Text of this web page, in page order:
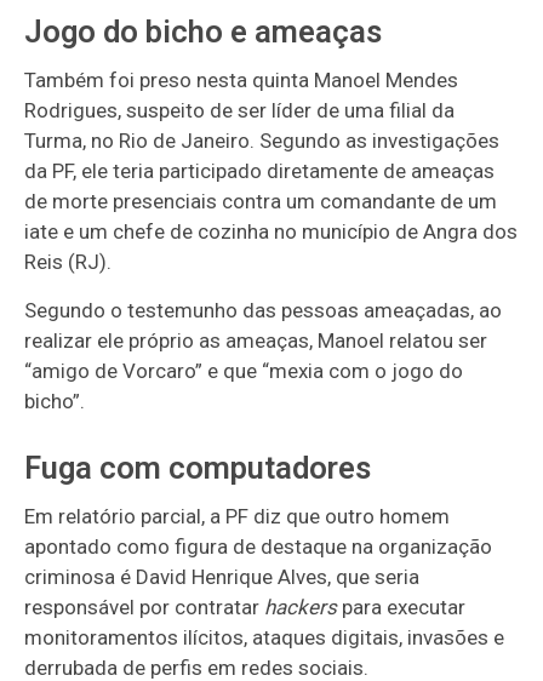
Jogo do bicho e ameaças
Também foi preso nesta quinta Manoel Mendes
Rodrigues, suspeito de ser líder de uma filial da
Turma, no Rio de Janeiro. Segundo as investigações
da PF, ele teria participado diretamente de ameaças
de morte presenciais contra um comandante de um
iate e um chefe de cozinha no município de Angra dos
Reis (RJ).
Segundo o testemunho das pessoas ameaçadas, ao
realizar ele próprio as ameaças, Manoel relatou ser
“amigo de Vorcaro” e que “mexia com o jogo do
bicho”.
Fuga com computadores
Em relatório parcial, a PF diz que outro homem
apontado como figura de destaque na organização
criminosa é David Henrique Alves, que seria
responsável por contratar hackerspara executar
monitoramentos ilícitos, ataques digitais, invasões e
derrubada de perfis em redes sociais.